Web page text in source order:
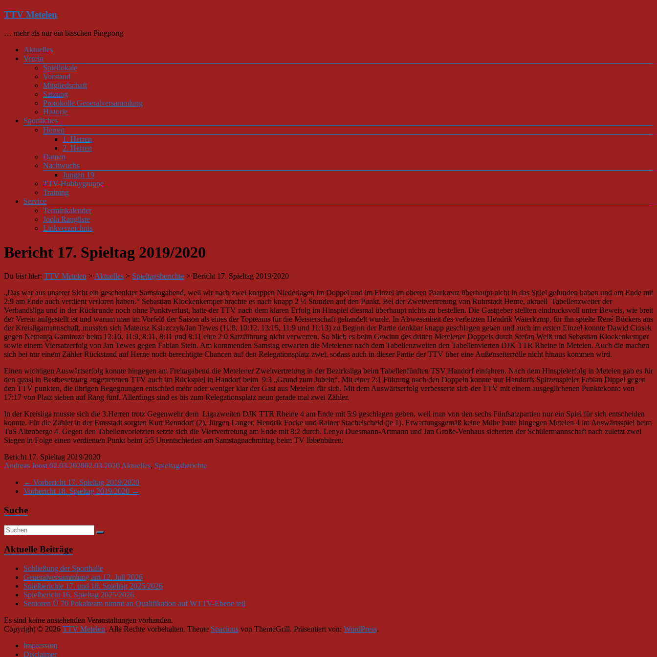
Zum
springen
TTV Metelen
… mehr als nur ein bisschen Pingpong
Menü
Aktuelles
Verein
Spiellokale
Vorstand
Mitgliedschaft
Satzung
Protokolle Generalversammlung
Historie
Sportliches
Herren
1. Herren
2. Herren
Damen
Nachwuchs
Jungen 19
TTV-Hobbygruppe
Training
Service
Terminkalender
Joola Rangliste
Linkverzeichnis
Bericht 17. Spieltag 2019/2020
Du bist hier: TTV Metelen > Aktuelles > Spieltagsberichte > Bericht 17. Spieltag 2019/2020
„Das war aus unserer Sicht ein geschenkter Samstagabend, weil wir nach zwei knappen Niederlagen im Doppel und im Einzel im oberen Paarkreuz überhaupt nicht in das Spiel gefunden haben und am Ende mit
2:9 am Ende auch verdient verloren haben.“ Sebastian Klockenkemper brachte es nach knapp 2 ½ Stunden auf den Punkt. Bei der Zweitvertretung von Ruhrstadt Herne, aktuell Tabellenzweiter der
Verbandsliga und in der Rückrunde noch ohne Punktverlust, hatte der TTV nach dem klaren Erfolg im Hinspiel diesmal überhaupt nichts zu bestellen. Die Gastgeber stellten eindrucksvoll unter Beweis, wie breit
der Verein aufgestellt ist und warum man im Vorfeld der Saison als eines der Topteams für die Meisterschaft gehandelt wurde. In Abwesenheit des verletzten Hendrik Waterkamp, für ihn spielte René Bückers aus
der Kreisligamannschaft, mussten sich Mateusz Ksiazczyk/Jan Tewes (11:8, 10:12, 13:15, 11:9 und 11:13) zu Beginn der Partie denkbar knapp geschlagen geben und auch im ersten Einzel konnte Dawid Ciosek
gegen Nemanja Gamiroza beim 12:10, 11:9, 8:11, 8:11 und 8:11 eine 2:0 Satzführung nicht verwerten. So blieb es beim Gewinn des dritten Metelener Doppels durch Stefan Weiß und Sebastian Klockenkemper
sowie einem Viersatzerfolg von Jan Tewes gegen Fabian Stein. Am kommenden Samstag erwarten die Metelener nach dem Tabellenzweiten den Tabellenvierten DJK TTR Rheine in Metelen. Auch die machen
sich bei nur einem Zähler Rückstand auf Herne noch berechtigte Chancen auf den Relegationsplatz zwei, sodass auch in dieser Partie der TTV über eine Außenseiterrolle nicht hinaus kommen wird.
Einen wichtigen Auswärtserfolg konnte hingegen am Freitagabend die Metelener Zweitvertretung in der Bezirksliga beim Tabellenfünften TSV Handorf einfahren. Nach dem Hinspielerfolg in Metelen gab es für
den quasi in Bestbesetzung angetretenen TTV auch im Rückspiel in Handorf beim 9:3 „Grund zum Jubeln“. Mit einer 2:1 Führung nach den Doppeln konnte nur Handorfs Spitzenspieler Fabian Dippel gegen
den TTV punkten, die übrigen Begegnungen entschied mehr oder weniger klar der Gast aus Metelen für sich. Mit dem Auswärtserfolg verbesserte sich der TTV mit einem ausgeglichenen Punktekonto von
17:17 von Platz sieben auf Rang fünf. Allerdings sind es bis zum Relegationsplatz neun gerade mal zwei Zähler.
In der Kreisliga musste sich die 3.Herren trotz Gegenwehr dem Ligazweiten DJK TTR Rheine 4 am Ende mit 5:9 geschlagen geben, weil man von den sechs Fünfsatzpartien nur ein Spiel für sich entscheiden
konnte. Für die Zähler in der Emsstadt sorgten Kurt Benndorf (2), Jürgen Langer, Hendrik Focke und Rainer Stachelscheid (je 1). Erwartungsgemäß keine Mühe hatte hingegen Metelen 4 im Auswärtsspiel beim
TuS Altenberge 4. Gegen den Tabellenvorletzten setzte sich die Viertvertretung am Ende mit 8:2 durch. Lenya Duesmann-Artmann und Jan Große-Venhaus sicherten der Schülermannschaft nach zuletzt zwei
Siegen in Folge einen verdienten Punkt beim 5:5 Unentschieden am Samstagnachmittag beim TV Ibbenbüren.
Bericht 17. Spieltag 2019/2020
Andreas Joost 02.03.202002.03.2020 Aktuelles, Spieltagsberichte
← Vorbericht 17. Spieltag 2019/2020
Vorbericht 18. Spieltag 2019/2020 →
Suche
Aktuelle Beiträge
Schließung der Sporthalle
Generalversammlung am 12. Juli 2026
Spielberichte 17. und 18. Spieltag 2025/2026
Spielbericht 16. Spieltag 2025/2026
Senioren Ü 70 Pokalteam nimmt an Qualifikation auf WTTV-Ebene teil
Es sind keine anstehenden Veranstaltungen vorhanden.
Copyright © 2026 TTV Metelen. Alle Rechte vorbehalten. Theme Spacious von ThemeGrill. Präsentiert von: WordPress.
Impressum
Disclaimer